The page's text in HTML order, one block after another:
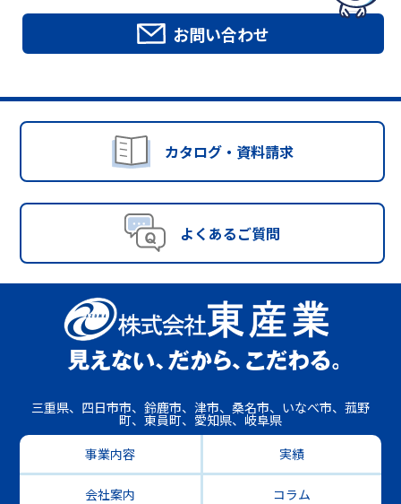
お問い合わせ
カタログ・資料請求
よくあるご質問
三重県、四日市市、鈴鹿市、津市、桑名市、いなべ市、菰野
町、東員町、愛知県、岐阜県
事業内容
実績
会社案内 コラム